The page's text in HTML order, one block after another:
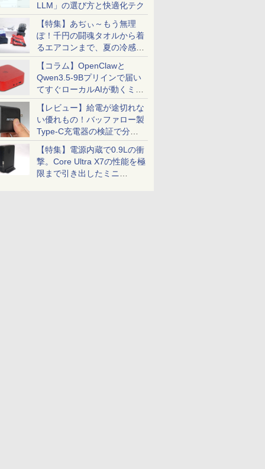
LLM」の選び方と快適化テク
【特集】あぢぃ～もう無理
ぽ！千円の闘魂タオルから着
るエアコンまで、夏の冷感グ
ッズ一挙紹介
【コラム】OpenClawと
Qwen3.5-9Bプリインで届い
てすぐローカルAIが動くミニ
PC「SER9 Pro」
【レビュー】給電が途切れな
い優れもの！バッファロー製
Type-C充電器の検証で分か
ったこと
【特集】電源内蔵で0.9Lの衝
撃。Core Ultra X7の性能を極
限まで引き出したミニ